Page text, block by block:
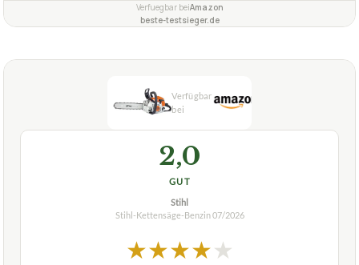
Verfuegbar beiAmazon
beste-testsieger.de
2,0
GUT
Stihl
Stihl-Kettensäge-Benzin07/2026
★★★★★